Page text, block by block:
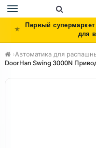
Toggle
navigation
Первый
для
›Автоматика для
DoorHan Swing 3000N